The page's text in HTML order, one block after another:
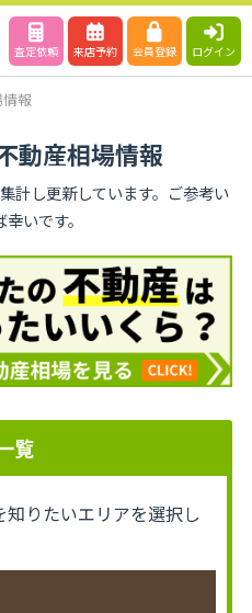
査定依頼 来店予約 会員登録 ログイン
報
動産相場情報
計し更新しています。ご参考い
いです。
覧
りたいエリアを選択し